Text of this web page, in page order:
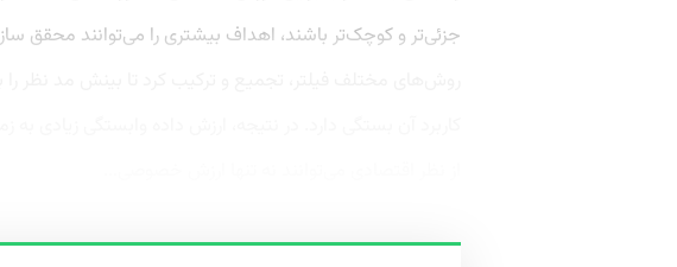
جزئی‌تر و کوچک‌تر باشند، اهداف بیشتری را می‌توانند محقق سازند